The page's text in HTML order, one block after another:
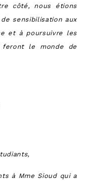
côté, nous étions
sensibilisation aux
et à poursuivre les
feront le monde de
à Mme Sioud qui a